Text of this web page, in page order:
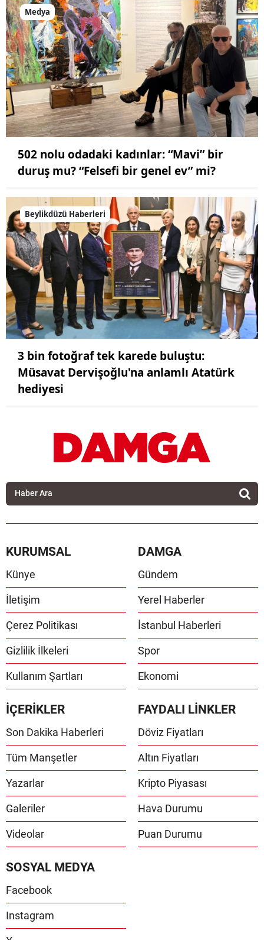
Medya
502 nolu odadaki kadınlar: “Mavi” bir
duruş mu? “Felsefi bir genel ev” mi?
Beylikdüzü Haberleri
3 bin fotoğraf tek karede buluştu:
Müsavat Dervişoğlu'na anlamlı Atatürk
hediyesi
KURUMSAL
Künye
İletişim
Çerez Politikası
Gizlilik İlkeleri
Kullanım Şartları
DAMGA
Gündem
Yerel Haberler
İstanbul Haberleri
Spor
Ekonomi
İÇERİKLER
Son Dakika Haberleri
Tüm Manşetler
Yazarlar
Galeriler
Videolar
FAYDALI LİNKLER
Döviz Fiyatları
Altın Fiyatları
Kripto Piyasası
Hava Durumu
Puan Durumu
SOSYAL MEDYA
Facebook
Instagram